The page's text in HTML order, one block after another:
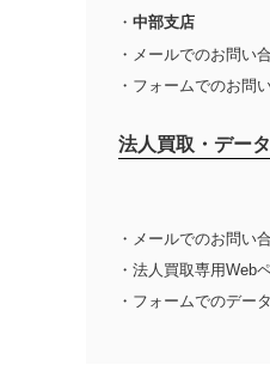
・ 中部支店
・メールでのお問い
・フォームでのお問
法人買取・デー
・メールでのお問い
・法人買取専用Web
・フォームでのデー